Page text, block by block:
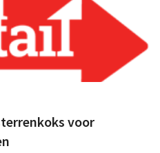
voor